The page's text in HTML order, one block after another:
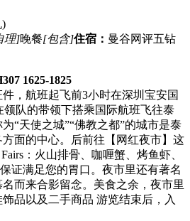
)
理]晚餐[包含]住宿： 曼谷网评五钻
1625-1825
，航班起飞前3小时在深圳宝安国
领队的带领下搭乘国际航班飞往泰
“天使之城”“佛教之都”的城市是泰
面的中心。后前往【网红夜市】这
：火山排骨、咖喱蟹、烤鱼虾、
证满足您的胃口。夜市里还有著名
而来合影留念。美食之余，夜市里
品以及二手商品 游览结束后，入